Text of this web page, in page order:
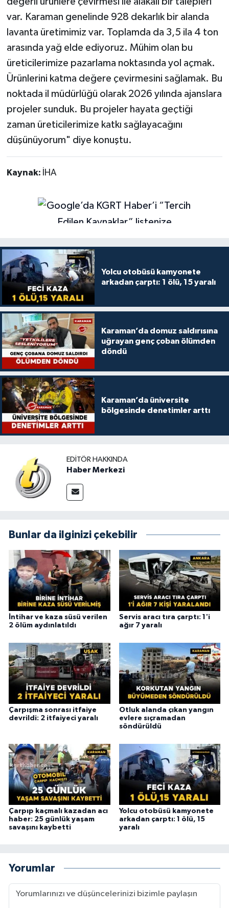
var. Karaman genelinde 928 dekarlık bir alanda
lavanta üretimimiz var. Toplamda da 3,5 ila 4 ton
arasında yağ elde ediyoruz. Mühim olan bu
üreticilerimize pazarlama noktasında yol açmak.
Ürünlerini katma değere çevirmesini sağlamak. Bu
noktada il müdürlüğü olarak 2026 yılında ajanslara
projeler sunduk. Bu projeler hayata geçtiği
zaman üreticilerimize katkı sağlayacağını
düşünüyorum" diye konuştu.
Kaynak: İHA
Yolcu otobüsü kamyonete
arkadan çarptı: 1 ölü, 15 yaralı
Karaman’da domuz saldırısına
uğrayan genç çoban ölümden
döndü
Karaman’da üniversite
bölgesinde denetimler arttı
EDITÖR HAKKINDA
Haber Merkezi
Bunlar da ilginizi çekebilir
İntihar ve kaza süsü verilen
2 ölüm aydınlatıldı
Servis aracı tıra çarptı: 1'i
ağır 7 yaralı
Çarpışma sonrası itfaiye
devrildi: 2 itfaiyeci yaralı
Otluk alanda çıkan yangın
evlere sıçramadan
söndürüldü
Çarpıp kaçmalı kazadan acı
haber: 25 günlük yaşam
savaşını kaybetti
Yolcu otobüsü kamyonete
arkadan çarptı: 1 ölü, 15
yaralı
Yorumlar